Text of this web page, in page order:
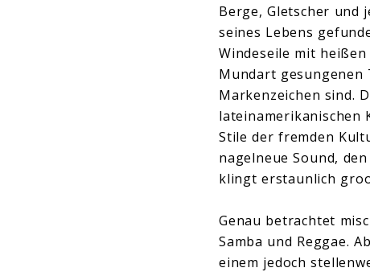
Berge, Gletscher und
seines Lebens
Windeseile mit
Mundart gesungenen
Markenzeichen sind.
lateinamerikanischen
Stile der fremden
nagelneue Sound,
klingt erstaunlich
Genau betrachtet
Samba und Reggae.
einem jedoch